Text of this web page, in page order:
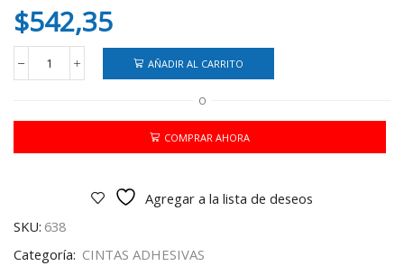
$542,35
CINTA
M
cantidad
AÑADIR AL CARRITO
O
COMPRAR AHORA
Agregar a la lista de deseos
SKU: 638
Categoría: CINTAS ADHESIVAS